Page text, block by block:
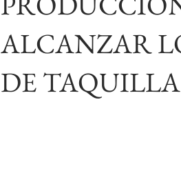
ALCANZAR
DE TAQUILLA